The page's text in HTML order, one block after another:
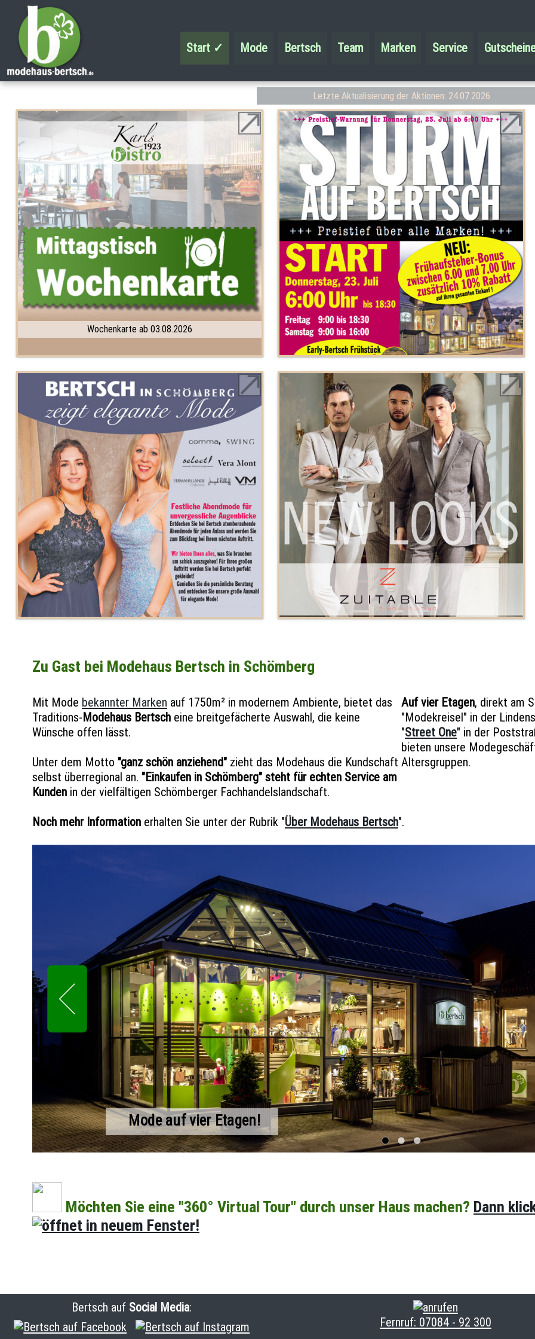
Start ✓ Mode Bertsch Team Marken Service
Letzte Aktualisierung der Aktionen: 24.07.2026
Wochenkarte ab 03.08.2026
Zu Gast bei Modehaus Bertsch in Schömberg
Mit Mode bekannter Marken auf 1750m² in modernem Ambiente, bietet das
Traditions- Modehaus Bertsch eine breitgefächerte Auswahl, die keine
Wünsche offen lässt.
Unter dem Motto "ganz schön anziehend" zieht das Modehaus die Kundschaft
selbst überregional an. "Einkaufen in Schömberg" steht für echten Service am
Kunden in der vielfältigen Schömberger Fachhandelslandschaft.
Auf vier Etagen, direkt am
"Modekreisel" in der
"Street One" in der
bieten unsere
Altersgruppen.
Noch mehr Information erhalten Sie unter der Rubrik "Über Modehaus Bertsch".
Mode auf vier Etagen!
Möchten Sie eine "360° Virtual Tour" durch unser Haus machen? Dann
Bertsch auf Social Media:
Fernruf: 07084 - 92 300